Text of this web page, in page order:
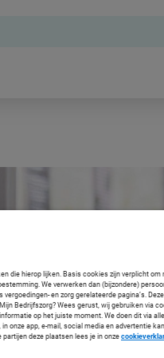
die hierop lijken. Basis cookies zijn verplicht
We verwerken dan (bijzondere)
en zorg gerelateerde pagina’s.
Bedrijfszorg? Wees gerust, wij gebruiken via
op het juiste moment. We doen dit via
onze app, e-mail, social media en advertentie
deze plaatsen lees je in onze